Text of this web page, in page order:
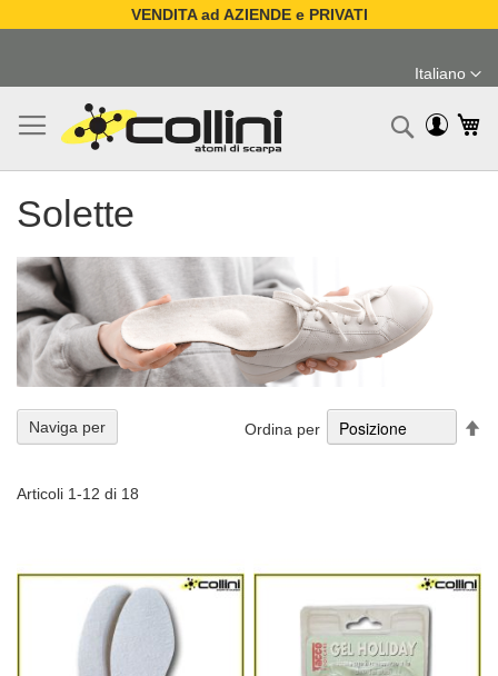
VENDITA ad AZIENDE e PRIVATI
contenuto
Lingua
Italiano
Solette
Articoli 1-12 di 18
Ordina per
Naviga per